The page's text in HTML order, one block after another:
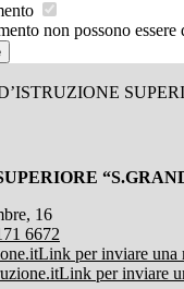
non possono
16
6672
Link per inviare una
Link per inviare